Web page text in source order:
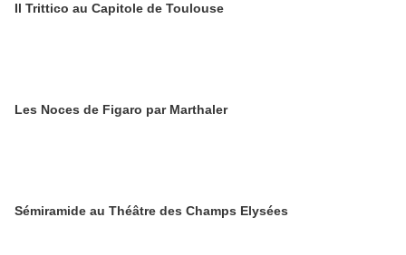
Il Trittico au Capitole de Toulouse
Les Noces de Figaro par Marthaler
Sémiramide au Théâtre des Champs Elysées